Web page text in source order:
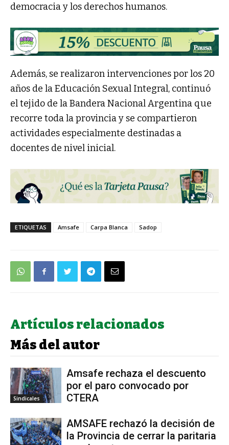
democracia y los derechos humanos.
Además, se realizaron intervenciones por los 20
años de la Educación Sexual Integral, continuó
el tejido de la Bandera Nacional Argentina que
recorre toda la provincia y se compartieron
actividades especialmente destinadas a
docentes de nivel inicial.
ETIQUETAS Amsafe Carpa Blanca Sadop
Artículos relacionados
Más del autor
Sindicales
Amsafe rechaza el descuento
por el paro convocado por
CTERA
AMSAFE rechazó la decisión de
la Provincia de cerrar la paritaria